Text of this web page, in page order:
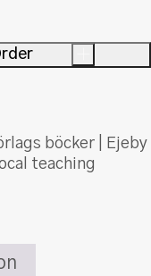
böcker | Ejeby
teaching